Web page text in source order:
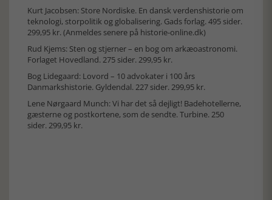
Kurt Jacobsen: Store Nordiske. En dansk verdenshistorie om
teknologi, storpolitik og globalisering. Gads forlag. 495 sider.
299,95 kr. (Anmeldes senere på historie-online.dk)
Rud Kjems: Sten og stjerner – en bog om arkæoastronomi.
Forlaget Hovedland. 275 sider. 299,95 kr.
Bog Lidegaard: Lovord – 10 advokater i 100 års
Danmarkshistorie. Gyldendal. 227 sider. 299,95 kr.
Lene Nørgaard Munch: Vi har det så dejligt! Badehotellerne,
gæsterne og postkortene, som de sendte. Turbine. 250
sider. 299,95 kr.